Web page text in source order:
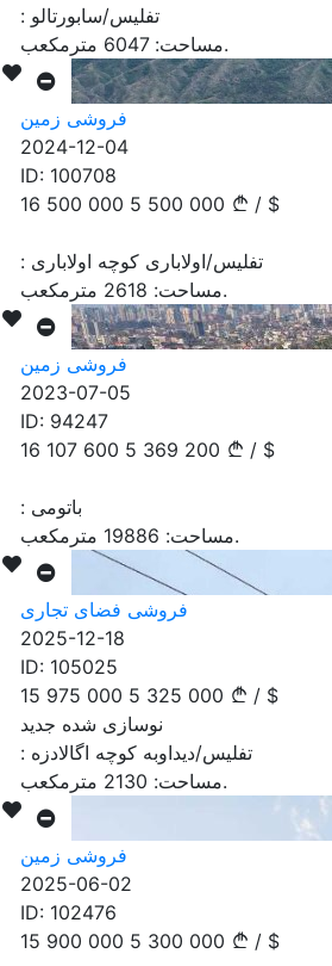
: تفلیس/سابورتالو
مساحت: 6047 مترمکعب.
فروشی زمین
2024-12-04
ID: 100708
16 500 000 5 500 000 / $
: تفلیس/اولاباری کوچه اولاباری
مساحت: 2618 مترمکعب.
فروشی زمین
2023-07-05
ID: 94247
16 107 600 5 369 200 / $
: باتومی
مساحت: 19886 مترمکعب.
فروشی فضای تجاری
2025-12-18
ID: 105025
15 975 000 5 325 000 / $
: تفلیس/دیداوبه کوچه اگالادزه
مساحت: 2130 مترمکعب.
فروشی زمین
2025-06-02
ID: 102476
15 900 000 5 300 000 / $